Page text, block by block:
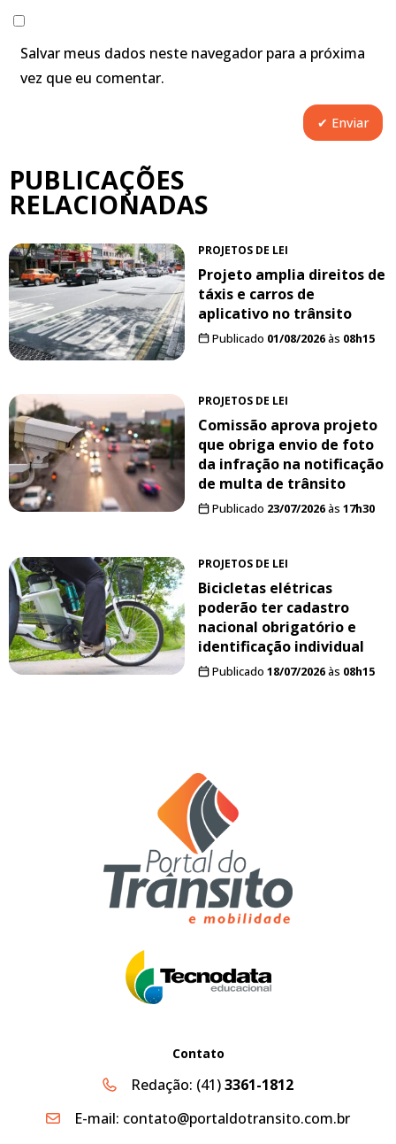
Salvar meus dados neste navegador para a próxima
vez que eu comentar.
PUBLICAÇÕES
RELACIONADAS
PROJETOS DE LEI
Projeto amplia direitos de
táxis e carros de
aplicativo no trânsito
Publicado 01/08/2026às 08h15
PROJETOS DE LEI
Comissão aprova projeto
que obriga envio de foto
da infração na notificação
de multa de trânsito
Publicado 23/07/2026às 17h30
PROJETOS DE LEI
Bicicletas elétricas
poderão ter cadastro
nacional obrigatório e
identificação individual
Publicado 18/07/2026às 08h15
Contato
Redação: (41)3361-1812
E-mail: contato@portaldotransito.com.br